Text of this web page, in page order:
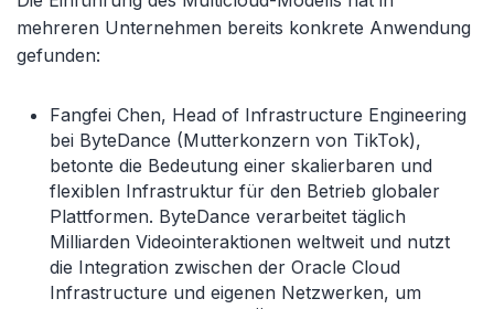
mehreren Unternehmen bereits konkrete Anwendung
gefunden:
Fangfei Chen, Head of Infrastructure Engineering
bei ByteDance (Mutterkonzern von TikTok),
betonte die Bedeutung einer skalierbaren und
flexiblen Infrastruktur für den Betrieb globaler
Plattformen. ByteDance verarbeitet täglich
Milliarden Videointeraktionen weltweit und nutzt
die Integration zwischen der Oracle Cloud
Infrastructure und eigenen Netzwerken, um